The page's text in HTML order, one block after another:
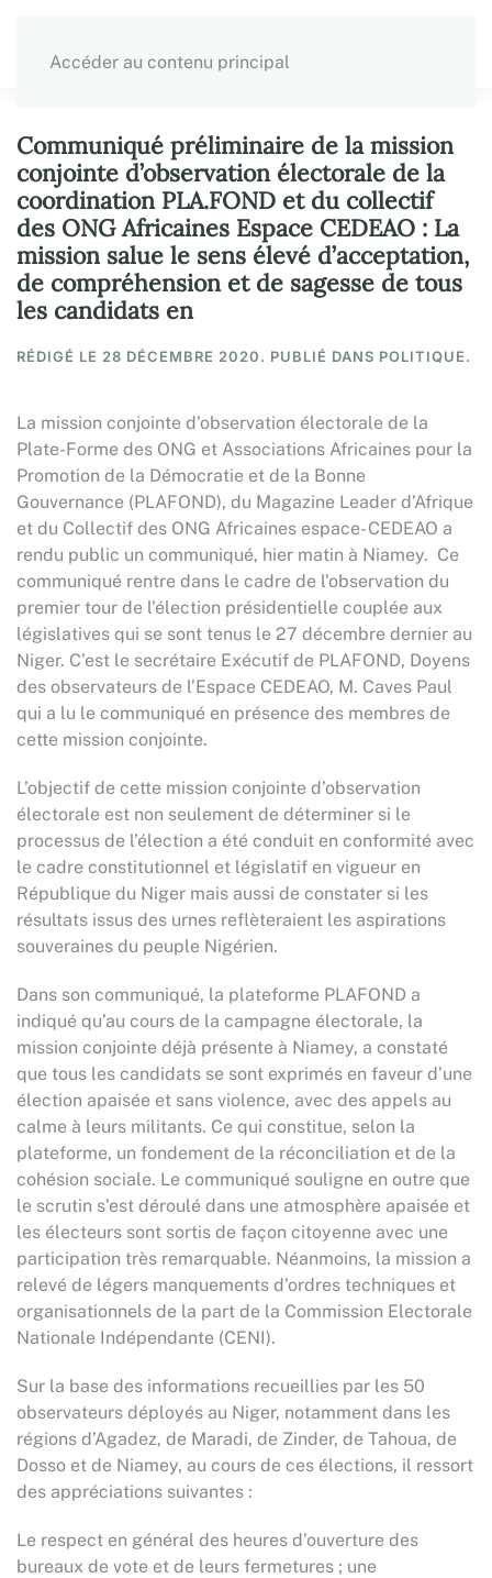
Accéder au contenu principal
Communiqué préliminaire de la mission
conjointe d’observation électorale de la
coordination PLA.FOND et du collectif
des ONG Africaines Espace CEDEAO : La
mission salue le sens élevé d’acceptation,
de compréhension et de sagesse de tous
les candidats en
RÉDIGÉ LE 28 DÉCEMBRE 2020. PUBLIÉ DANS POLITIQUE.
La mission conjointe d’observation électorale de la
Plate-Forme des ONG et Associations Africaines pour la
Promotion de la Démocratie et de la Bonne
Gouvernance (PLAFOND), du Magazine Leader d’Afrique
et du Collectif des ONG Africaines espace- CEDEAO a
rendu public un communiqué, hier matin à Niamey. Ce
communiqué rentre dans le cadre de l’observation du
premier tour de l’élection présidentielle couplée aux
législatives qui se sont tenus le 27 décembre dernier au
Niger. C’est le secrétaire Exécutif de PLAFOND, Doyens
des observateurs de l’Espace CEDEAO, M. Caves Paul
qui a lu le communiqué en présence des membres de
cette mission conjointe.
L’objectif de cette mission conjointe d’observation
électorale est non seulement de déterminer si le
processus de l’élection a été conduit en conformité avec
le cadre constitutionnel et législatif en vigueur en
République du Niger mais aussi de constater si les
résultats issus des urnes reflèteraient les aspirations
souveraines du peuple Nigérien.
Dans son communiqué, la plateforme PLAFOND a
indiqué qu’au cours de la campagne électorale, la
mission conjointe déjà présente à Niamey, a constaté
que tous les candidats se sont exprimés en faveur d’une
élection apaisée et sans violence, avec des appels au
calme à leurs militants. Ce qui constitue, selon la
plateforme, un fondement de la réconciliation et de la
cohésion sociale. Le communiqué souligne en outre que
le scrutin s’est déroulé dans une atmosphère apaisée et
les électeurs sont sortis de façon citoyenne avec une
participation très remarquable. Néanmoins, la mission a
relevé de légers manquements d’ordres techniques et
organisationnels de la part de la Commission Electorale
Nationale Indépendante (CENI).
Sur la base des informations recueillies par les 50
observateurs déployés au Niger, notamment dans les
régions d’Agadez, de Maradi, de Zinder, de Tahoua, de
Dosso et de Niamey, au cours de ces élections, il ressort
des appréciations suivantes :
Le respect en général des heures d’ouverture des
bureaux de vote et de leurs fermetures ; une